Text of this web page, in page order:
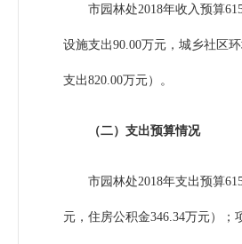
市园林处2018年收入预算
设施支出90.00万元，城乡社区
支出820.00万元）。
（二）支出预算情况
市园林处2018年支出预算
元，住房公积金346.34万元）；